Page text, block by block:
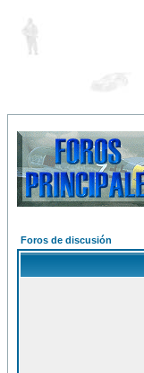
Foros de discusión